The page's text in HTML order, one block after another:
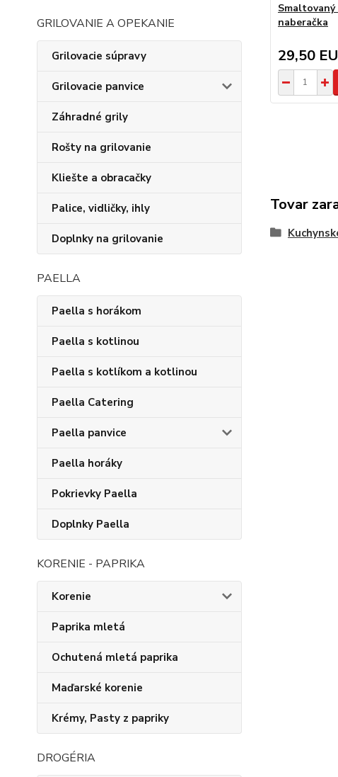
GRILOVANIE A OPEKANIE
Grilovacie súpravy
Grilovacie panvice
Záhradné grily
Rošty na grilovanie
Kliešte a obracačky
Palice, vidličky, ihly
Doplnky na grilovanie
PAELLA
Paella s horákom
Paella s kotlinou
Paella s kotlíkom a kotlinou
Paella Catering
Paella panvice
Paella horáky
Pokrievky Paella
Doplnky Paella
KORENIE - PAPRIKA
Korenie
Paprika mletá
Ochutená mletá paprika
Maďarské korenie
Krémy, Pasty z papriky
DROGÉRIA
naberačka
29,50
Tovar